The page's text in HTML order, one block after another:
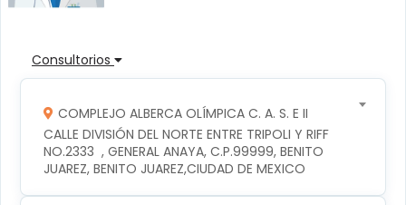
Consultorios
COMPLEJO ALBERCA OLÍMPICA C. A. S. E II
CALLE DIVISIÓN DEL NORTE ENTRE TRIPOLI Y RIFF
NO.2333  , GENERAL ANAYA, C.P.99999, BENITO
JUAREZ, BENITO JUAREZ,CIUDAD DE MEXICO